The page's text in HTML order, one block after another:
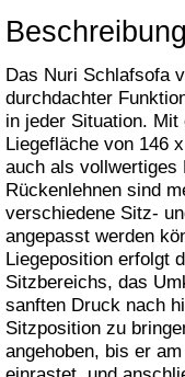
Beschreibung
Das Nuri Schlafsofa
durchdachter
in jeder Situation.
Liegefläche von 146
auch als vollwertiges
Rückenlehnen sind
verschiedene Sitz-
angepasst werden
Liegeposition erfolgt
Sitzbereichs, das
sanften Druck nach
Sitzposition zu
angehoben, bis er